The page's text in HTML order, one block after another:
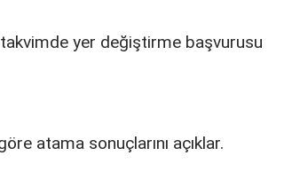
yer değiştirme başvurusu
atama sonuçlarını açıklar.